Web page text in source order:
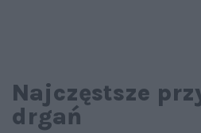
Najczęstsze
drgań